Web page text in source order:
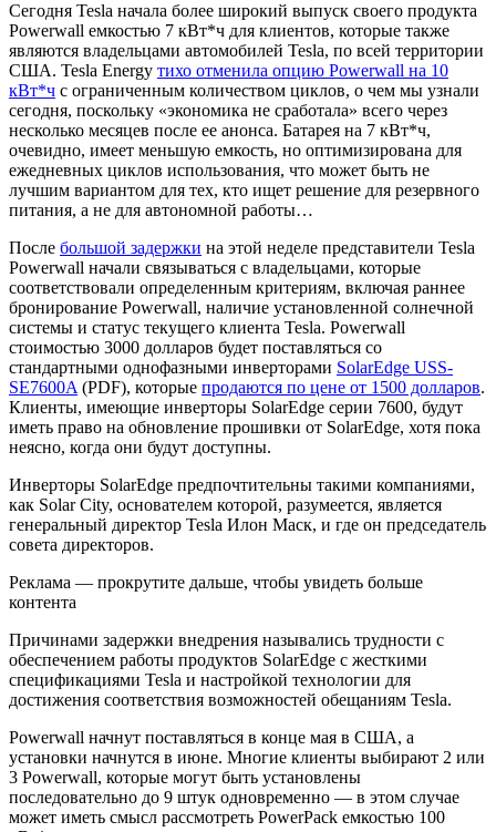
Сегодня Tesla начала более широкий выпуск своего продукта
Powerwall емкостью 7 кВт*ч для клиентов, которые также
являются владельцами автомобилей Tesla, по всей территории
США. Tesla Energy тихо отменила опцию Powerwall на 10
кВт*ч с ограниченным количеством циклов, о чем мы узнали
сегодня, поскольку «экономика не сработала» всего через
несколько месяцев после ее анонса. Батарея на 7 кВт*ч,
очевидно, имеет меньшую емкость, но оптимизирована для
ежедневных циклов использования, что может быть не
лучшим вариантом для тех, кто ищет решение для резервного
питания, а не для автономной работы…
После большой задержки на этой неделе представители Tesla
Powerwall начали связываться с владельцами, которые
соответствовали определенным критериям, включая раннее
бронирование Powerwall, наличие установленной солнечной
системы и статус текущего клиента Tesla. Powerwall
стоимостью 3000 долларов будет поставляться со
стандартными однофазными инверторами SolarEdge USS-
SE7600A(PDF), которые продаются по цене от 1500 долларов.
Клиенты, имеющие инверторы SolarEdge серии 7600, будут
иметь право на обновление прошивки от SolarEdge, хотя пока
неясно, когда они будут доступны.
Инверторы SolarEdge предпочтительны такими компаниями,
как Solar City, основателем которой, разумеется, является
генеральный директор Tesla Илон Маск, и где он председатель
совета директоров.
Реклама — прокрутите дальше, чтобы увидеть больше
контента
Причинами задержки внедрения назывались трудности с
обеспечением работы продуктов SolarEdge с жесткими
спецификациями Tesla и настройкой технологии для
достижения соответствия возможностей обещаниям Tesla.
Powerwall начнут поставляться в конце мая в США, а
установки начнутся в июне. Многие клиенты выбирают 2 или
3 Powerwall, которые могут быть установлены
последовательно до 9 штук одновременно — в этом случае
может иметь смысл рассмотреть PowerPack емкостью 100